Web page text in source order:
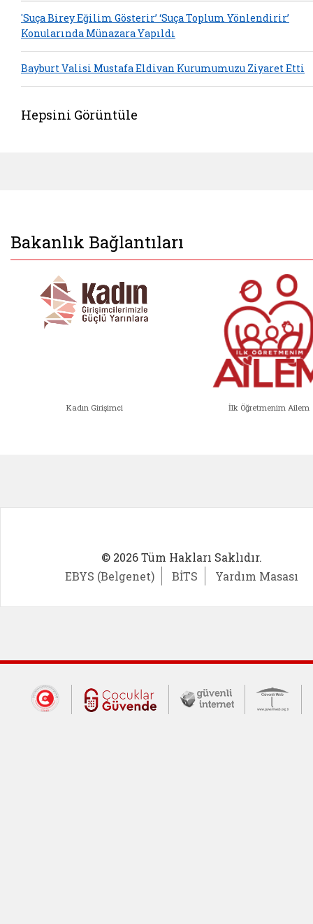
'Suça Birey Eğilim Gösterir’ ‘Suça Toplum Yönlendirir’
Konularında Münazara Yapıldı
Bayburt Valisi Mustafa Eldivan Kurumumuzu Ziyaret Etti
Hepsini Görüntüle
Bakanlık Bağlantıları
Kadın Girişimci İlk Öğretmenim Ailem
© 2026 Tüm Hakları Saklıdır.
EBYS (Belgenet)
BİTS Yardım Masası
Dış Bağlantılar
Cumhurbaşkanlığı İletişim Merkezi
Çocuklar Güvende (yeni
Güvenli